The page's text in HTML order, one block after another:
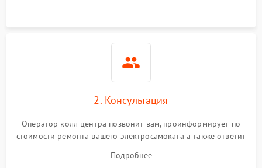
2. Консультация
Оператор колл центра позвонит вам, проинформирует по
стоимости ремонта вашего электросамоката а также ответит
Подробнее